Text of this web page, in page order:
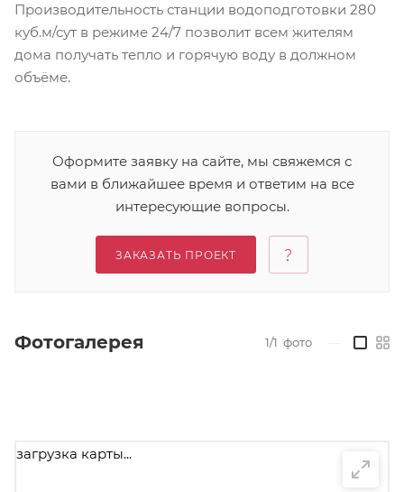
Производительность станции водоподготовки 280
куб.м/сут в режиме 24/7 позволит всем жителям
дома получать тепло и горячую воду в должном
объёме.
Оформите заявку на сайте, мы свяжемся с
вами в ближайшее время и ответим на все
интересующие вопросы.
ЗАКАЗАТЬ ПРОЕКТ
Фотогалерея 1/1 фото
загрузка карты...